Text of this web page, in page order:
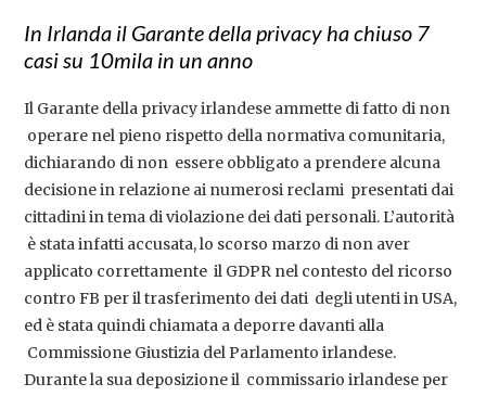
In Irlanda il Garante della privacy ha chiuso 7
casi su 10mila in un anno
Il Garante della privacy irlandese ammette di fatto di non
operare nel pieno rispetto della normativa comunitaria,
dichiarando di non essere obbligato a prendere alcuna
decisione in relazione ai numerosi reclami presentati dai
cittadini in tema di violazione dei dati personali. L’autorità
è stata infatti accusata, lo scorso marzo di non aver
applicato correttamente il GDPR nel contesto del ricorso
contro FB per il trasferimento dei dati degli utenti in USA,
ed è stata quindi chiamata a deporre davanti alla
Commissione Giustizia del Parlamento irlandese.
Durante la sua deposizione il commissario irlandese per